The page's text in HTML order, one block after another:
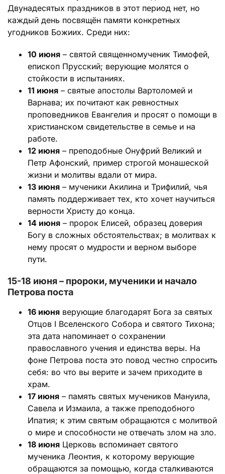
Двунадесятых праздников в этот период нет, но
каждый день посвящён памяти конкретных
угодников Божиих. Среди них:
10 июня – святой священномученик Тимофей,
епископ Прусский; верующие молятся о
стойкости в испытаниях.
11 июня – святые апостолы Вартоломей и
Варнава; их почитают как ревностных
проповедников Евангелия и просят о помощи в
христианском свидетельстве в семье и на
работе.
12 июня – преподобные Онуфрий Великий и
Петр Афонский, пример строгой монашеской
жизни и молитвы вдали от мира.
13 июня – мученики Акилина и Трифилий, чья
память поддерживает тех, кто хочет научиться
верности Христу до конца.
14 июня – пророк Елисей, образец доверия
Богу в сложных обстоятельствах; в молитвах к
нему просят о мудрости и верном выборе
пути.
15-18 июня – пророки, мученики и начало
Петрова поста
16 июня верующие благодарят Бога за святых
Отцов I Вселенского Собора и святого Тихона;
эта дата напоминает о сохранении
православного учения и единства веры. На
фоне Петрова поста это повод честно спросить
себя: во что вы верите и зачем приходите в
храм.
17 июня – память святых мучеников Мануила,
Савела и Измаила, а также преподобного
Ипатия; к этим святым обращаются с молитвой
о мире и способности не отвечать злом на зло.
18 июня Церковь вспоминает святого
мученика Леонтия, к которому верующие
обращаются за помощью, когда сталкиваются